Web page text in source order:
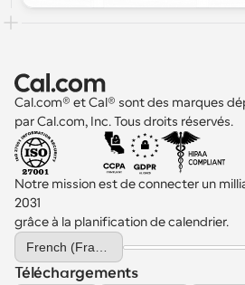
Cal.com® et Cal® sont des marques
par Cal.com, Inc. Tous droits réservés.
Notre mission est de connecter un
2031
grâce à la planification de calendrier.
Select Language
Téléchargements